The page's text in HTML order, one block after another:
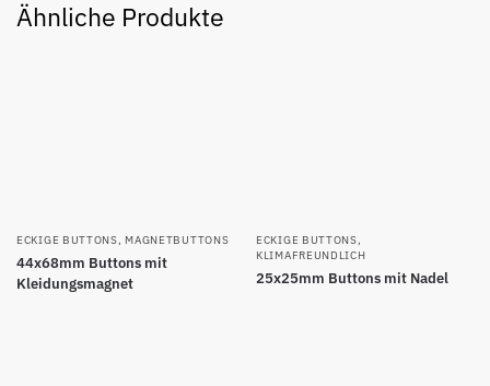
Ähnliche Produkte
ECKIGE BUTTONS, MAGNETBUTTONS
44x68mm Buttons mit
Kleidungsmagnet
ECKIGE BUTTONS,
KLIMAFREUNDLICH
25x25mm Buttons mit Nadel